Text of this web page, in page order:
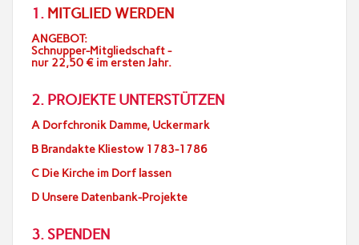
1. MITGLIED WERDEN
ANGEBOT:
Schnupper-Mitgliedschaft -
nur 22,50 € im ersten Jahr.
2. PROJEKTE UNTERSTÜTZEN
A Dorfchronik Damme, Uckermark
B Brandakte Kliestow 1783-1786
C Die Kirche im Dorf lassen
D Unsere Datenbank-Projekte
3. SPENDEN